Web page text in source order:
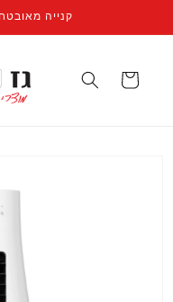
קנייה
עגלה